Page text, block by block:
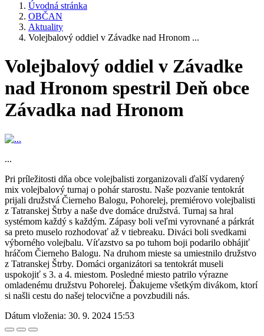
Úvodná stránka
OBČAN
Aktuality
Volejbalový oddiel v Závadke nad Hronom ...
Volejbalový oddiel v Závadke
nad Hronom spestril Deň obce
Závadka nad Hronom
...
Pri príležitosti dňa obce volejbalisti zorganizovali ďalší vydarený
mix volejbalový turnaj o pohár starostu. Naše pozvanie tentokrát
prijali družstvá Čierneho Balogu, Pohorelej, premiérovo volejbalisti
z Tatranskej Štrby a naše dve domáce družstvá. Turnaj sa hral
systémom každý s každým. Zápasy boli veľmi vyrovnané a párkrát
sa preto muselo rozhodovať až v tiebreaku. Diváci boli svedkami
výborného volejbalu. Víťazstvo sa po tuhom boji podarilo obhájiť
hráčom Čierneho Balogu. Na druhom mieste sa umiestnilo družstvo
z Tatranskej Štrby. Domáci organizátori sa tentokrát museli
uspokojiť s 3. a 4. miestom. Posledné miesto patrilo výrazne
omladenému družstvu Pohorelej. Ďakujeme všetkým divákom, ktorí
si našli cestu do našej telocvične a povzbudili nás.
Dátum vloženia: 30. 9. 2024 15:53